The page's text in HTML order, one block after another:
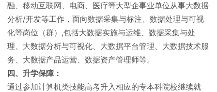
融、移动互联网、电商、医疗等大型企事业单位从事大数据
分析/开发等工作，面向数据采集与标注、数据处理与可视
化等岗位（群）,包括大数据实施与运维、数据采集与处
理、大数据分析与可视化、大数据平台管理、大数据技术服
务、大数据产品运营、数据资产管理师等。
四、升学保障：
通过参加计算机类技能高考升入相应的专本科院校继续就